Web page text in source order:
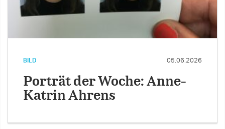
BILD 05.06.2026
Porträt der Woche: Anne-
Katrin Ahrens